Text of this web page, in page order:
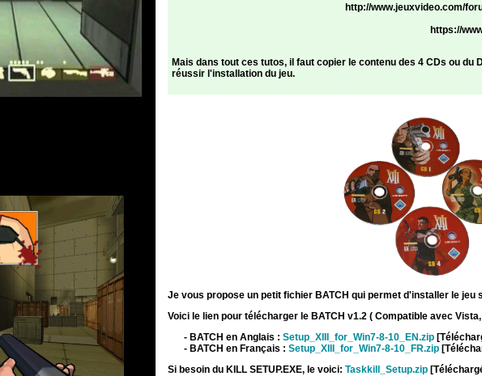
http://www.jeuxvideo.com/
https://
Mais dans tout ces tutos, il faut copier le contenu des 4 CDs ou
réussir l'installation du jeu.
Je vous propose un petit fichier BATCH qui permet d'installer le
Voici le lien pour télécharger le BATCH v1.2 ( Compatible avec
- BATCH en Anglais : Setup_XIII_for_Win7-8-10_EN.zip
- BATCH en Français : Setup_XIII_for_Win7-8-10_FR.zip
Si besoin du KILL SETUP.EXE, le voici: Taskkill_Setup.zip